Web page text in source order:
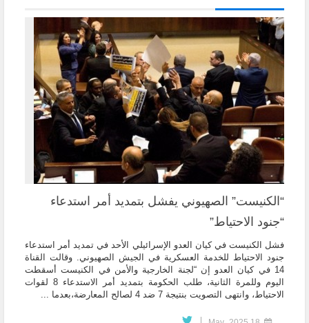
“الكنيست” الصهيوني يفشل بتمديد أمر استدعاء
“جنود الاحتياط”
فشل الكنيست في كيان العدو الإسرائيلي الأحد في تمديد أمر استدعاء
جنود الاحتياط للخدمة العسكرية في الجيش الصهيوني. وقالت القناة
14 في كيان العدو إن “لجنة الخارجية والأمن في الكنيست أسقطت
اليوم وللمرة الثانية، طلب الحكومة بتمديد أمر الاستدعاء 8 لقوات
الاحتياط، وانتهى التصويت بنتيجة 7 ضد 4 لصالح المعارضة،بعدما ...